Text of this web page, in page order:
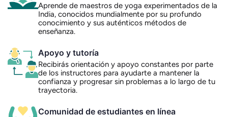
Aprende de maestros de yoga experimentados de la
India, conocidos mundialmente por su profundo
conocimiento y sus auténticos métodos de
enseñanza.
Apoyo y tutoría
Recibirás orientación y apoyo constantes por parte
de los instructores para ayudarte a mantener la
confianza y progresar sin problemas a lo largo de tu
trayectoria.
Comunidad de estudiantes en línea